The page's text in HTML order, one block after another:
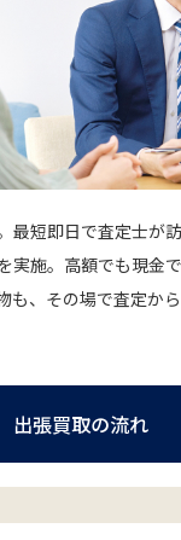
最短即日で査定士が
実施。高額でも現金
も、その場で査定か
出張買取の流れ